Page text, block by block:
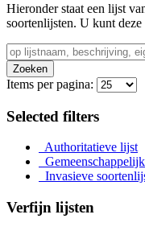
Hieronder staat een lijst
soortenlijsten. U kunt
Zoeken
Items per pagina:
Selected filters
Authoritatieve lijst
Invasieve
Verfijn lijsten